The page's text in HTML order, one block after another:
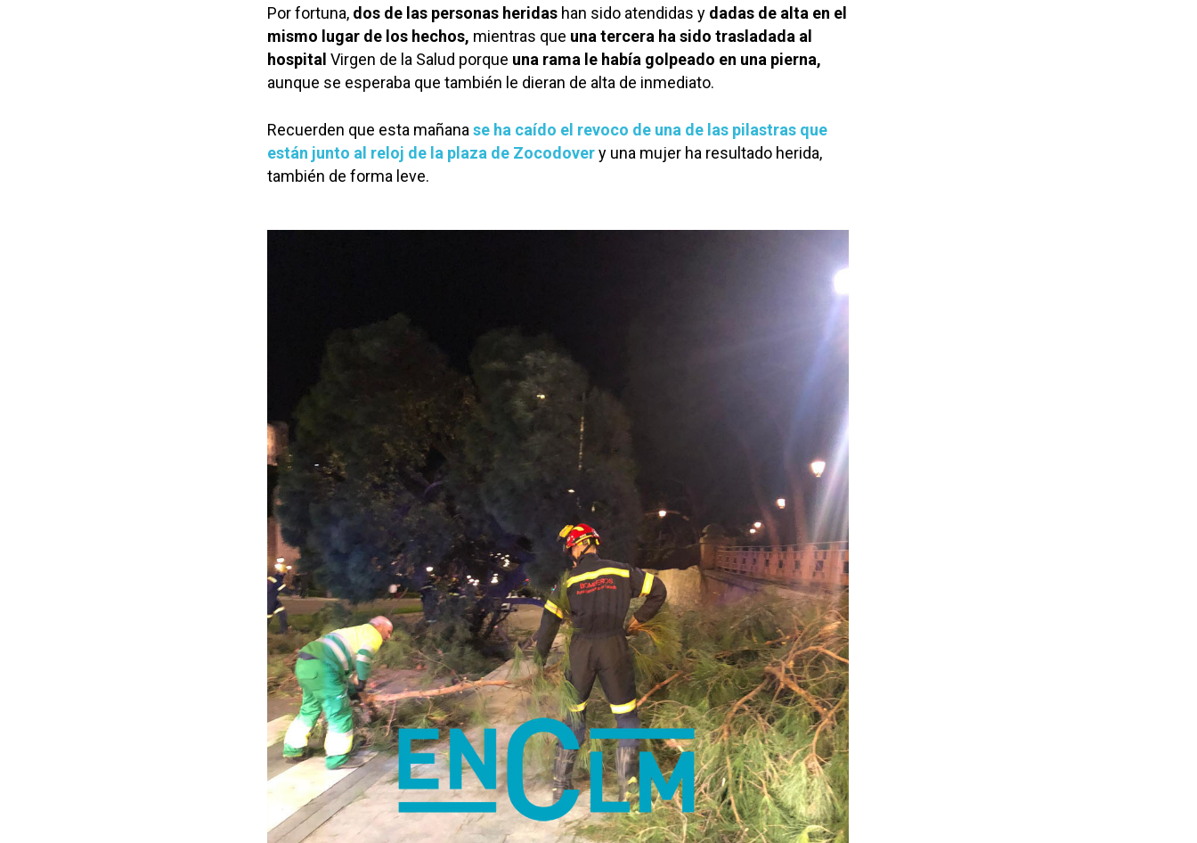
Por fortuna, dos de las personas heridas han sido atendidas y dadas de alta en el
mismo lugar de los hechos, mientras que una tercera ha sido trasladada al
hospital Virgen de la Salud porque una rama le había golpeado en una pierna,
aunque se esperaba que también le dieran de alta de inmediato.
Recuerden que esta mañana se ha caído el revoco de una de las pilastras que
están junto al reloj de la plaza de Zocodovery una mujer ha resultado herida,
también de forma leve.